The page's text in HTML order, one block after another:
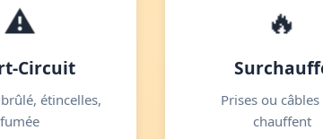
⚠️
Circuit
étincelles,
fumée
🔥
Prises ou
chauffent